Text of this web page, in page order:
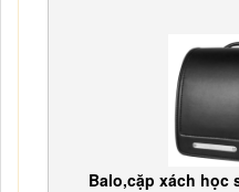
Balo,cặp xách học